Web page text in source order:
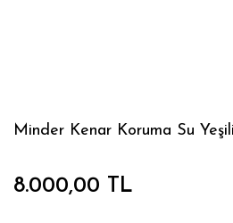
Minder Kenar Koruma Su
8.000,00 TL